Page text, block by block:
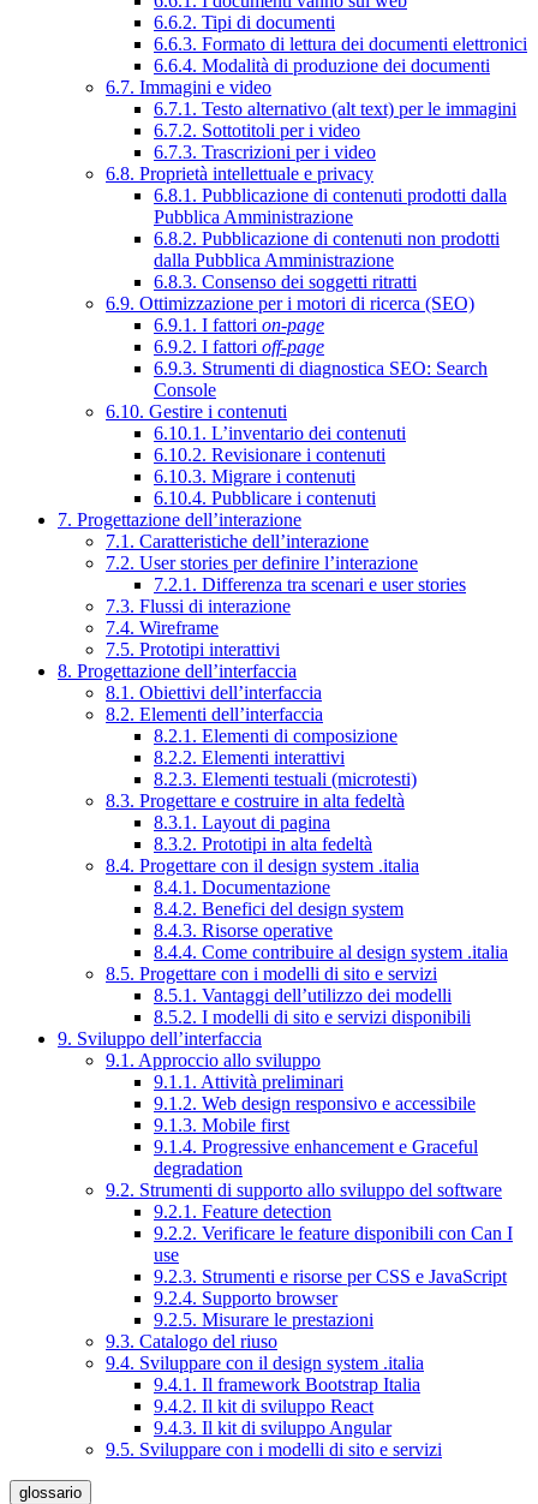
6.6.2. Tipi di documenti
6.6.3. Formato di lettura dei documenti elettronici
6.6.4. Modalità di produzione dei documenti
6.7. Immagini e video
6.7.1. Testo alternativo (alt text) per le immagini
6.7.2. Sottotitoli per i video
6.7.3. Trascrizioni per i video
6.8. Proprietà intellettuale e privacy
6.8.1. Pubblicazione di contenuti prodotti dalla
Pubblica Amministrazione
6.8.2. Pubblicazione di contenuti non prodotti
dalla Pubblica Amministrazione
6.8.3. Consenso dei soggetti ritratti
6.9. Ottimizzazione per i motori di ricerca (SEO)
6.9.1. I fattori on-page
6.9.2. I fattori off-page
6.9.3. Strumenti di diagnostica SEO: Search
Console
6.10. Gestire i contenuti
6.10.1. L’inventario dei contenuti
6.10.2. Revisionare i contenuti
6.10.3. Migrare i contenuti
6.10.4. Pubblicare i contenuti
7. Progettazione dell’interazione
7.1. Caratteristiche dell’interazione
7.2. User stories per definire l’interazione
7.2.1. Differenza tra scenari e user stories
7.3. Flussi di interazione
7.4. Wireframe
7.5. Prototipi interattivi
8. Progettazione dell’interfaccia
8.1. Obiettivi dell’interfaccia
8.2. Elementi dell’interfaccia
8.2.1. Elementi di composizione
8.2.2. Elementi interattivi
8.2.3. Elementi testuali (microtesti)
8.3. Progettare e costruire in alta fedeltà
8.3.1. Layout di pagina
8.3.2. Prototipi in alta fedeltà
8.4. Progettare con il design system .italia
8.4.1. Documentazione
8.4.2. Benefici del design system
8.4.3. Risorse operative
8.4.4. Come contribuire al design system .italia
8.5. Progettare con i modelli di sito e servizi
8.5.1. Vantaggi dell’utilizzo dei modelli
8.5.2. I modelli di sito e servizi disponibili
9. Sviluppo dell’interfaccia
9.1. Approccio allo sviluppo
9.1.1. Attività preliminari
9.1.2. Web design responsivo e accessibile
9.1.3. Mobile first
9.1.4. Progressive enhancement e Graceful
degradation
9.2. Strumenti di supporto allo sviluppo del software
9.2.1. Feature detection
9.2.2. Verificare le feature disponibili con Can I
use
9.2.3. Strumenti e risorse per CSS e JavaScript
9.2.4. Supporto browser
9.2.5. Misurare le prestazioni
9.3. Catalogo del riuso
9.4. Sviluppare con il design system .italia
9.4.1. Il framework Bootstrap Italia
9.4.2. Il kit di sviluppo React
9.4.3. Il kit di sviluppo Angular
9.5. Sviluppare con i modelli di sito e servizi
glossario